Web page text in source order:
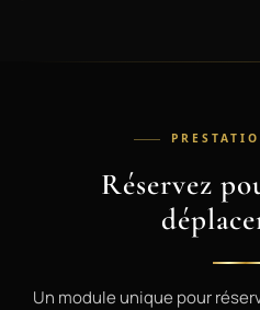
Réservez
Un module unique pour